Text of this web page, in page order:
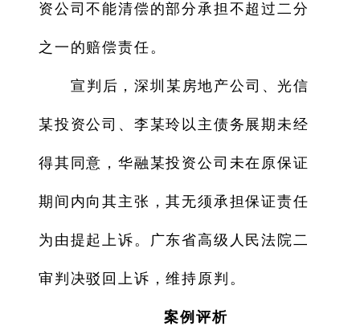
资公司不能清偿的部分承担不超过二分
之一的赔偿责任。
宣判后，深圳某房地产公司、光信
某投资公司、李某玲以主债务展期未经
得其同意，华融某投资公司未在原保证
期间内向其主张，其无须承担保证责任
为由提起上诉。广东省高级人民法院二
审判决驳回上诉，维持原判。
案例评析